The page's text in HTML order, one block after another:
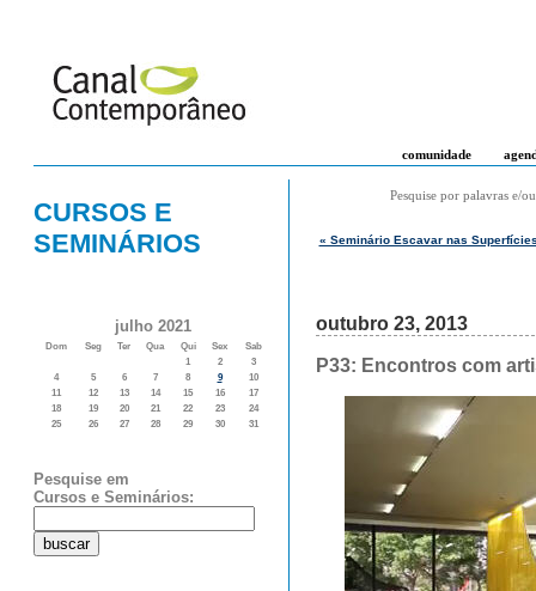
comunidade
CURSOS E
SEMINÁRIOS
julho 2021
Dom Seg Ter Qua Qui Sex
Sab
1
2
3
4
5 6 7 8 9
10
11
12 13 14 15 16
17
18
19 20 21 22 23
24
25
26 27 28 29 30 31
Pesquise em
Cursos e Seminários:
Pesquise por palavras e/
« Seminário Escavar nas
outubro 23, 2013
P33: Encontros com